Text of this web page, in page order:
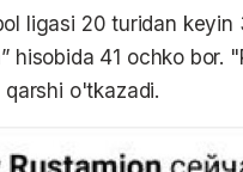
ligasi 20 turidan
hisobida 41 ochko
qarshi o'tkazadi.